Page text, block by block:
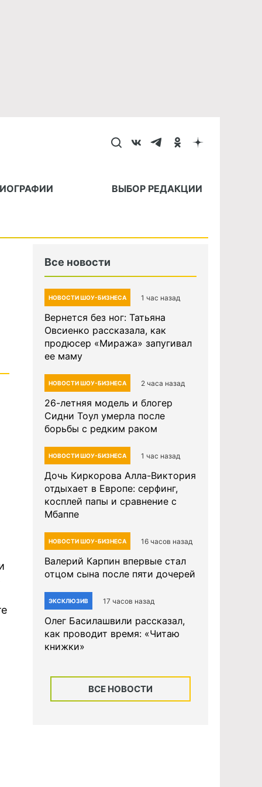
ВЫБОР РЕДАКЦИИ
Все новости
НОВОСТИ ШОУ-БИЗНЕСА 1 час назад
Вернется без ног: Татьяна
Овсиенко рассказала, как
продюсер «Миража» запугивал
ее маму
НОВОСТИ ШОУ-БИЗНЕСА 2 часа назад
26-летняя модель и блогер
Сидни Тоул умерла после
борьбы с редким раком
НОВОСТИ ШОУ-БИЗНЕСА 1 час назад
Дочь Киркорова Алла-Виктория
отдыхает в Европе: серфинг,
косплей папы и сравнение с
Мбаппе
НОВОСТИ ШОУ-БИЗНЕСА 16 часов назад
Валерий Карпин впервые стал
отцом сына после пяти дочерей
ЭКСКЛЮЗИВ 17 часов назад
Олег Басилашвили рассказал,
как проводит время: «Читаю
книжки»
ВСЕ НОВОСТИ